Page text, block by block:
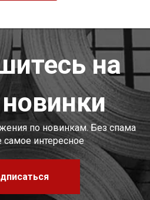
на
по новинкам. Без спама
самое интересное